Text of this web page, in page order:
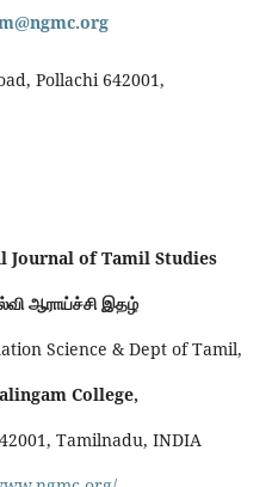
Pollachi 642001,
of Tamil Studies
ஆராய்ச்சி இதழ்
Science & Dept of Tamil,
College,
Tamilnadu, INDIA